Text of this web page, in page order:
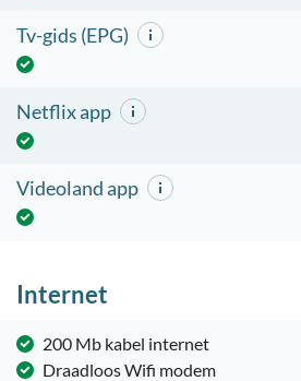
Tv-gids (EPG)
Netflix app
Videoland app
Internet
200 Mb kabel internet
Draadloos Wifi modem